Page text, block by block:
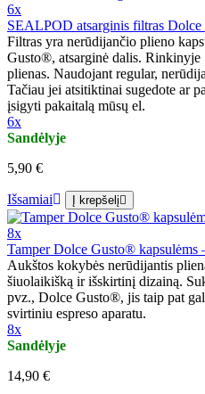
6x
SEALPOD atsarginis filtras
Filtras yra nerūdijančio plieno
Gusto®, atsarginė dalis.
plienas. Naudojant regular,
Tačiau jei atsitiktinai sugedote ar
įsigyti pakaitalą mūsų el.
6x
Sandėlyje
5,90 €
Išsamiai Į krepšelį
8x
Tamper Dolce Gusto® kapsulėms
Aukštos kokybės nerūdijantis
šiuolaikišką ir išskirtinį dizainą.
pvz., Dolce Gusto®, jis taip pat
svirtiniu espreso aparatu.
8x
Sandėlyje
14,90 €